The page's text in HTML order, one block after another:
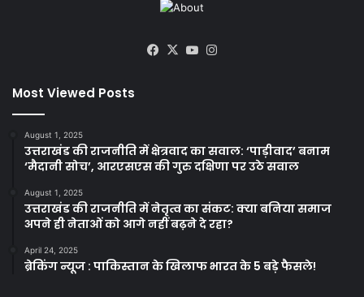
Facebook
X YouTube
Most Viewed Posts
August 1, 2025
उत्तराखंड की राजनीति में क्षेत्रवाद का सवाल: ‘पाड़ीवाद’ बनाम
‘मैदानी सोच’, आरएसएस की गुरु दक्षिणा पर उठे सवाल
August 1, 2025
उत्तराखंड की राजनीति में नेतृत्व का संकट: क्या बनिया समाज
अपने ही नेताओं को आगे नहीं बढ़ने दे रहा?
April 24, 2025
ब्रेकिंग न्यूज : पाकिस्तान के खिलाफ भारत के 5 बड़े फैसले!